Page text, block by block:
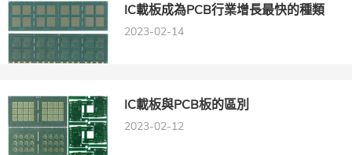
IC載板成為PCB行業增長最快的種類
2023-02-14
IC載板與PCB板的區別
2023-02-12